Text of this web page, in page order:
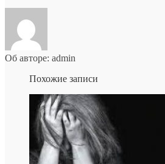
Об авторе: admin
Похожие записи